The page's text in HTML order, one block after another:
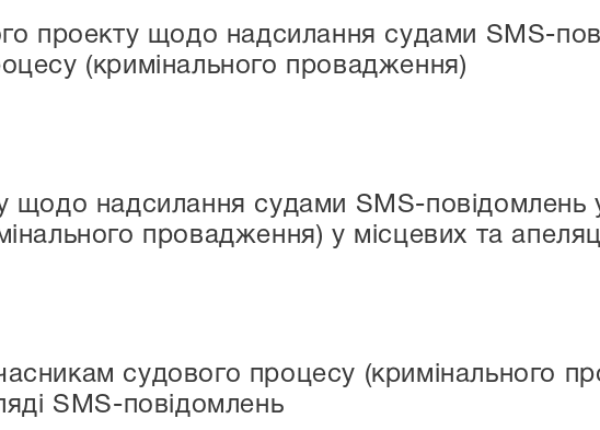
проекту щодо надсилання судами SMS-
(кримінального провадження)
щодо надсилання судами SMS-повідомлень
провадження) у місцевих та
судового процесу (кримінального
SMS-повідомлень